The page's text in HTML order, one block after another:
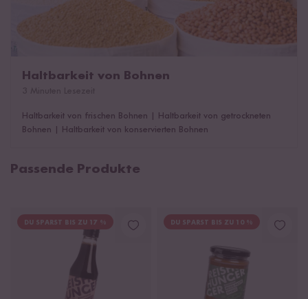
Haltbarkeit von Bohnen
Haltbarkeit von frischen Bohnen
Haltbarkeit von getrockneten
Bohnen
Haltbarkeit von konservierten Bohnen
Passende Produkte
DU SPARST BIS ZU 17 % DU SPARST BIS ZU 10 %